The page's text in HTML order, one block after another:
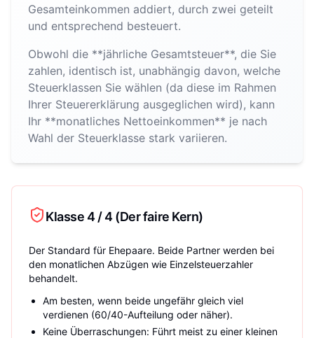
Gesamteinkommen addiert, durch zwei geteilt
und entsprechend besteuert.
Obwohl die **jährliche Gesamtsteuer**, die Sie
zahlen, identisch ist, unabhängig davon, welche
Steuerklassen Sie wählen (da diese im Rahmen
Ihrer Steuererklärung ausgeglichen wird), kann
Ihr **monatliches Nettoeinkommen** je nach
Wahl der Steuerklasse stark variieren.
Klasse 4 / 4 (Der faire Kern)
Der Standard für Ehepaare. Beide Partner werden bei
den monatlichen Abzügen wie Einzelsteuerzahler
behandelt.
Am besten, wenn beide ungefähr gleich viel
verdienen (60/40-Aufteilung oder näher).
Keine Überraschungen: Führt meist zu einer kleinen